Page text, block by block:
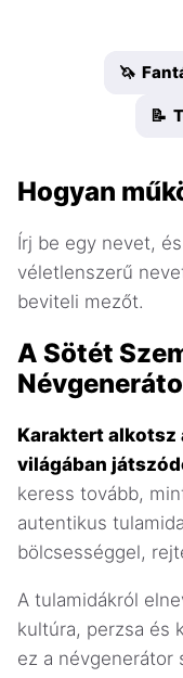
🦄
📝
Hogyan
Írj be egy nevet,
véletlenszerű
beviteli mezőt.
A Sötét
Karaktert alkotsz
világában
keress tovább,
autentikus
bölcsességgel,
A tulamidákról
kultúra, perzsa és
ez a névgenerátor